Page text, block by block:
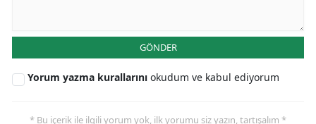
GÖNDER
Yorum yazma kurallarını okudum ve kabul ediyorum
* Bu içerik ile ilgili yorum yok, ilk yorumu siz yazın, tartışalım *